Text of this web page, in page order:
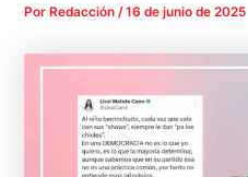
Por Redacción/16 de junio de 2025